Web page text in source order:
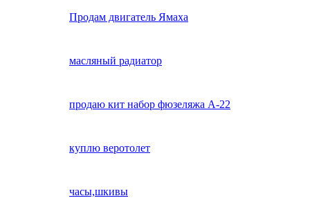
Продам двигатель Ямаха
масляный радиатор
продаю кит набор фюзеляжа А-22
куплю веротолет
часы,шкивы